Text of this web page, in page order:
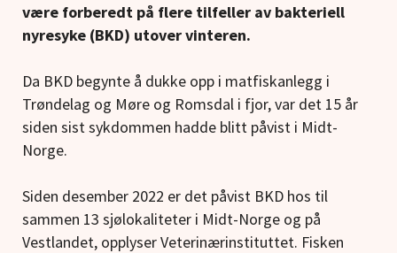
være forberedt på flere tilfeller av bakteriell
nyresyke (BKD) utover vinteren.
Da BKD begynte å dukke opp i matfiskanlegg i
Trøndelag og Møre og Romsdal i fjor, var det 15 år
siden sist sykdommen hadde blitt påvist i Midt-
Norge.
Siden desember 2022 er det påvist BKD hos til
sammen 13 sjølokaliteter i Midt-Norge og på
Vestlandet, opplyser Veterinærinstituttet. Fisken